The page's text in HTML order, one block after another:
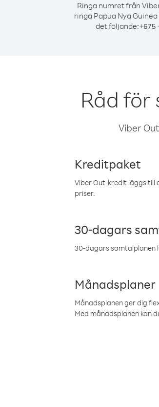
Ringa numret från
ringa Papua Nya
det följande:+675
Råd för
Viber
Kreditpaket
Viber Out-kredit läggs till
priser.
30-dagars
30-dagars samtalplanen
Månadsplaner
Månadsplanen ger dig
Med månadsplanen kan